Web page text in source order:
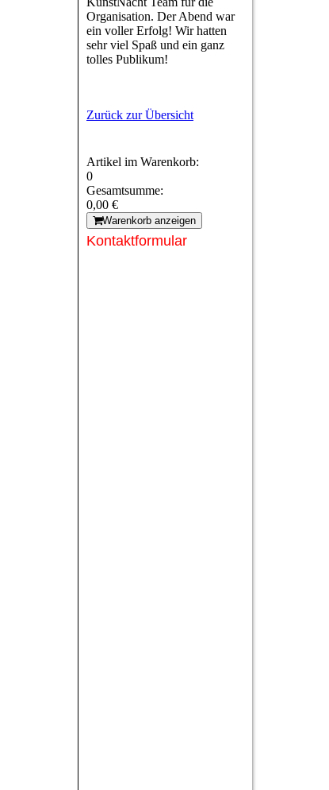
Organisation. Der Abend war
ein voller Erfolg! Wir hatten
sehr viel Spaß und ein ganz
tolles Publikum!
Zurück zur Übersicht
Artikel im Warenkorb:
0
Gesamtsumme:
0,00 €
Warenkorb anzeigen
Kontaktformular